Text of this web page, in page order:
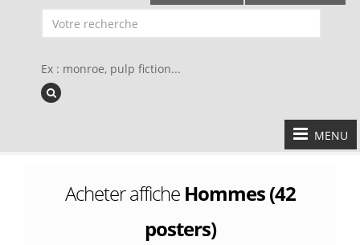
Ex : monroe, pulp fiction...
MENU
Acheter affiche Hommes (42
posters)